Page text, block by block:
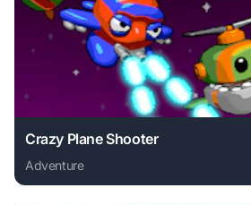
Crazy Plane Shooter
Adventure
Play Crazy Plane Shooter online